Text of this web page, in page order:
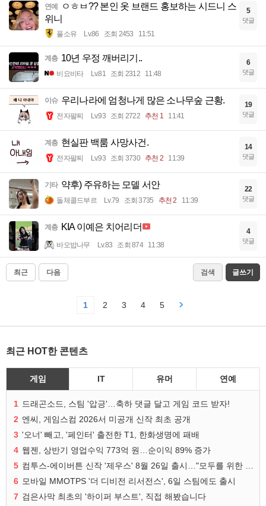
연예
ㅇㅎㅂ?? 본인 옷 브랜드 홍보하는 시드니 스
위니
풀소유 Lv.86 조회 2453 11:51
5
댓글
계층 10년 우정 깨버리기..
비요비타 Lv.81 조회 2312 11:48
6
댓글
이슈 우리나라에 엄청나게 많은 소나무숲 근황.
전자팔찌 Lv.93 조회 2722 추천 1 11:41
19
댓글
계층 현실판 백룸 사망사건.
전자팔찌 Lv.93 조회 3730 추천 2 11:39
14
댓글
기타 약후) 주유하는 모델 서안
돌체콜드부르 Lv.79 조회 3735 추천 2 11:39
22
댓글
계층 KIA 이예은 치어리더
바오밥나무 Lv.83 조회 874 11:38
4
댓글
최근 다음 검색 글쓰기
1 2 3 4 5
최근 HOT한 콘텐츠
게임 IT 유머 연예
1 드래곤소드, 스팀 '압긍'…축하 댓글 달고 게임 코드 받자!
2 엔씨, 게임스컴 2026서 미공개 신작 최초 공개
3 '오너' 빼고, '페인터' 출전한 T1, 한화생명에 패배
4 웹젠, 상반기 영업수익 773억 원…순이익 89% 증가
5
6 모바일 MMOTPS '더 디비전 리서전스', 6일 스팀에도 출시
7 검은사막 최초의 '하이퍼 부스트', 직접 해봤습니다